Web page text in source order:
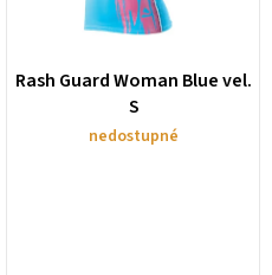
Rash Guard Woman Blue vel.
S
nedostupné